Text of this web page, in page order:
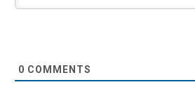
0 COMMENTS